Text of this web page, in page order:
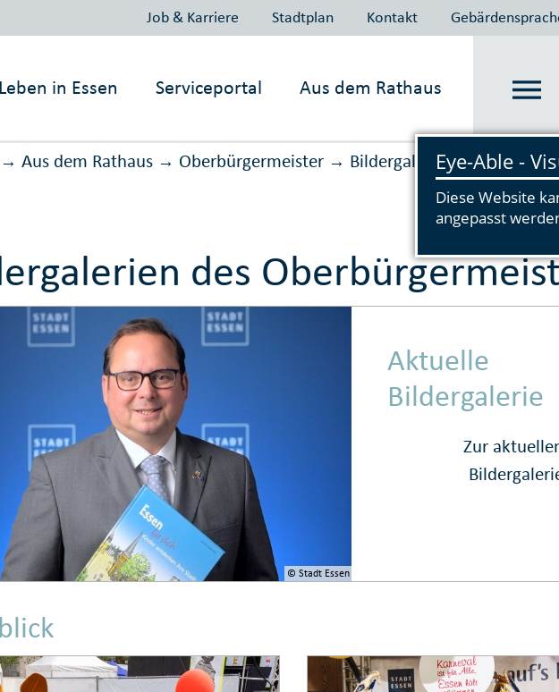
Job & Karriere Stadtplan Kontakt
in Essen Serviceportal Aus dem Rathaus
→ Aus dem Rathaus → Ober­bürger­meister → Bilder­galerien
des
© Stadt Essen
Aktuelle
Bildergalerie
Zur